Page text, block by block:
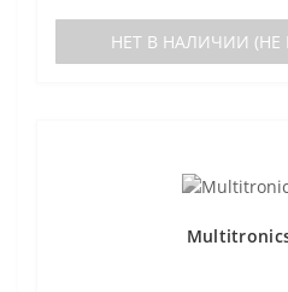
НЕТ В НАЛИЧИИ